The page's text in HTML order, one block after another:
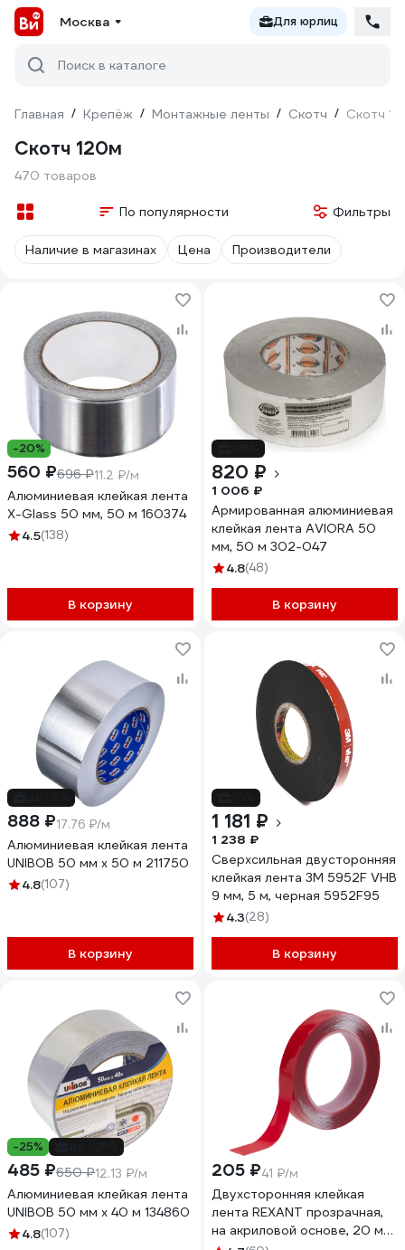
Москва Для юрлиц
Поиск в каталоге
Главная / Крепёж / Монтажные ленты / Скотч / Скотч
Скотч 120м
470 товаров
По популярности Фильтры
Наличие в магазинах Цена Производители
-20%
560 ₽696 ₽11.2 ₽/м
Алюминиевая клейкая лента
X-Glass 50 мм, 50 м 160374
4.5(138)
В корзину
820 ₽
1 006 ₽
Армированная алюминиевая
клейкая лента AVIORA 50
мм, 50 м 302-047
4.8(48)
В корзину
888 ₽17.76 ₽/м
Алюминиевая клейкая лента
UNIBOB 50 мм х 50 м 211750
4.8(107)
В корзину
1 181 ₽
1 238 ₽
Cверхсильная двусторонняя
клейкая лента 3M 5952F VHB
9 мм, 5 м, черная 5952F95
4.3(28)
В корзину
-25%
485 ₽650 ₽12.13 ₽/м
Алюминиевая клейкая лента
UNIBOB 50 мм х 40 м 134860
4.8(107)
205 ₽41 ₽/м
Двухсторонняя клейкая
лента REXANT прозрачная,
на акриловой основе, 20 мм,